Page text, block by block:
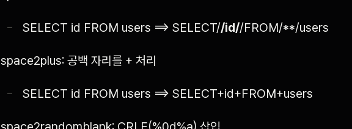
SELECT id FROM users ==> SELECT//id//FROM/**/users
space2plus: 공백 자리를 + 처리
SELECT id FROM users ==> SELECT+id+FROM+users